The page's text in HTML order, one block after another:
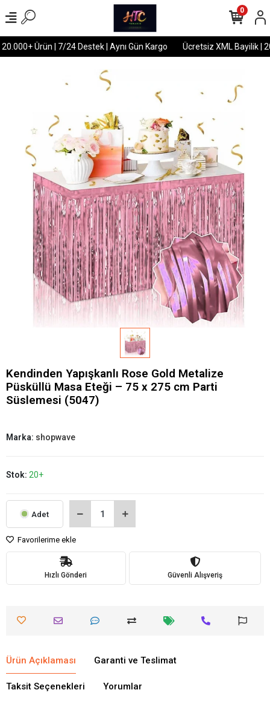
Ürün | 7/24 Destek | Aynı Gün Kargo Ücretsiz XML Bayilik |
0
Kendinden Yapışkanlı Rose Gold Metalize
Püsküllü Masa Eteği – 75 x 275 cm Parti
Süslemesi (5047)
Marka: shopwave
Stok: 20+
Adet
Favorilerime ekle
Hızlı Gönderi Güvenli Alışveriş
Ürün Açıklaması Garanti ve Teslimat
Taksit Seçenekleri Yorumlar